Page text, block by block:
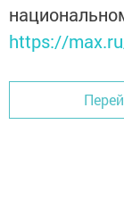
https://